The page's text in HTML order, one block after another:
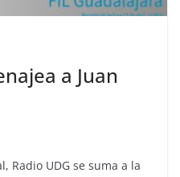
a Juan
Radio UDG se suma a la